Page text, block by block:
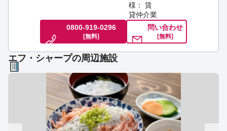
様： 賃
貸仲介業
0800-919-0296
[無料]
問い合わせ
[無料]
エフ・シャープの周辺施設